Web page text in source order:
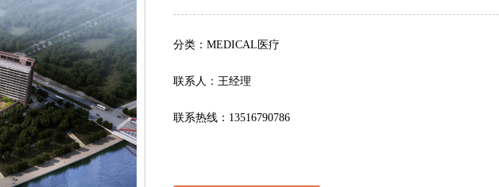
分类：MEDICAL医疗
联系人：王经理
联系热线：13516790786